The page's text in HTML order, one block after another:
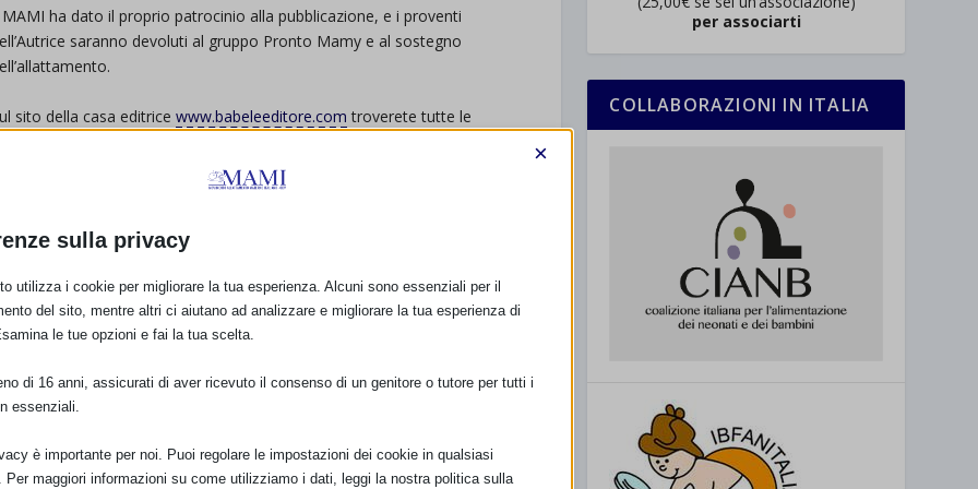
MAMI ha dato il proprio patrocinio alla pubblicazione, e i proventi
saranno devoluti al gruppo Pronto Mamy e al sostegno
sito della casa editricewww.babeleeditore.com troverete tutte le
copie o per eventuali presentazioni potete contattare l’editore via mail
o direttamente Consuelo Puxeddu (consuelo.puxeddu@gmail.com)
per associarti
COLLABORAZIONI IN ITALIA
sulla privacy
×
utilizza i cookie per migliorare la tua esperienza. Alcuni sono essenziali per il
del sito, mentre altri ci aiutano ad analizzare e migliorare la tua esperienza di
le tue opzioni e fai la tua scelta.
di 16 anni, assicurati di aver ricevuto il consenso di un genitore o tutore per tutti i
essenziali.
è importante per noi. Puoi regolare le impostazioni dei cookie in qualsiasi
Per maggiori informazioni su come utilizziamo i dati, leggi la nostra politica sulla